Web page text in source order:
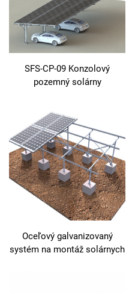
SFS-CP-09 Konzolový
pozemný solárny
ocele
Oceľový galvanizovaný
systém na montáž solárnych